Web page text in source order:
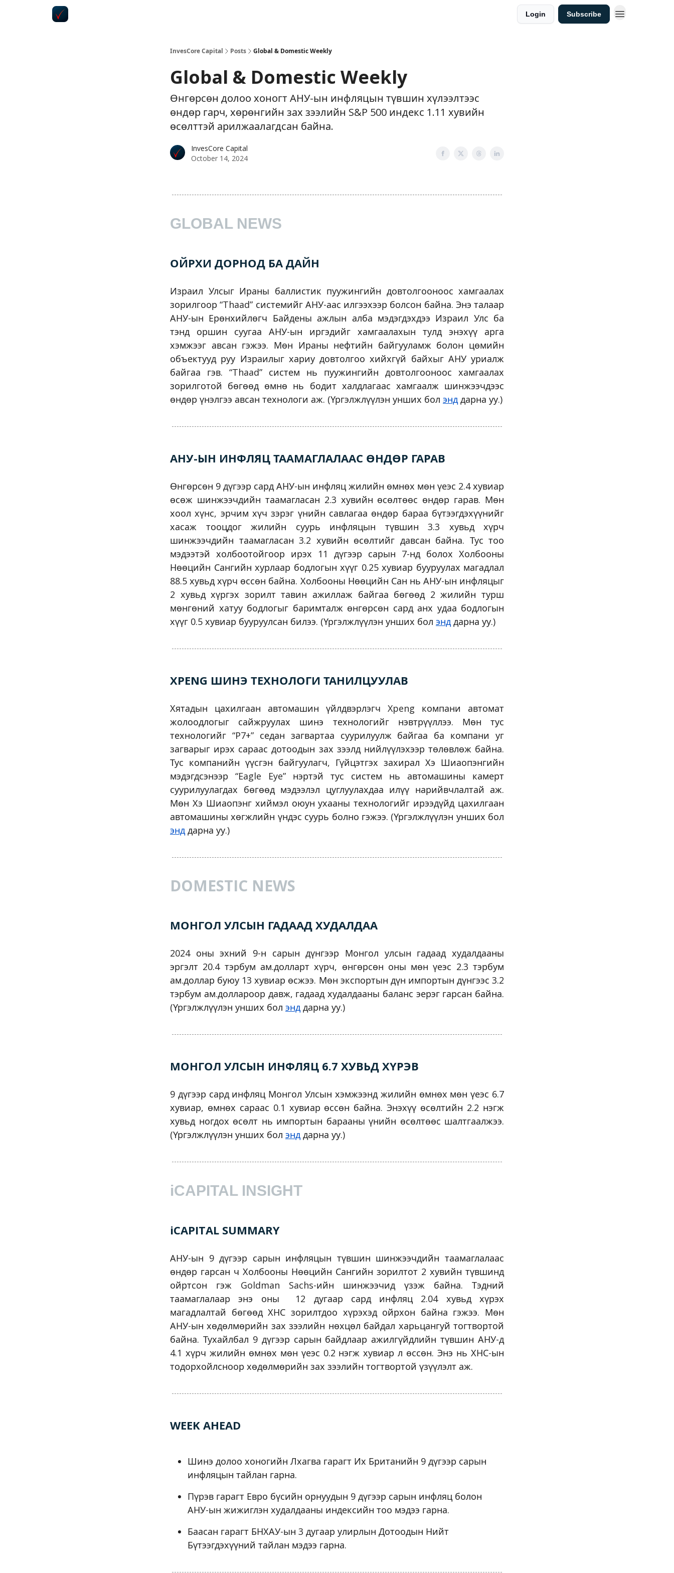
Login Subscribe
InvesCore Capital Posts Global & Domestic Weekly
Global & Domestic Weekly
Өнгөрсөн долоо хоногт АНУ-ын инфляцын түвшин хүлээлтээс
өндөр гарч, хөрөнгийн зах зээлийн S&P 500 индекс 1.11 хувийн
өсөлттэй арилжаалагдсан байна.
InvesCore Capital
October 14, 2024
GLOBAL NEWS
ОЙРХИ ДОРНОД БА ДАЙН
Израил Улсыг Ираны баллистик пуужингийн довтолгооноос хамгаалах
зорилгоор “Thaad” системийг АНУ-аас илгээхээр болсон байна. Энэ талаар
АНУ-ын Ерөнхийлөгч Байдены ажлын алба мэдэгдэхдээ Израил Улс ба
тэнд оршин суугаа АНУ-ын иргэдийг хамгаалахын тулд энэхүү арга
хэмжээг авсан гэжээ. Мөн Ираны нефтийн байгууламж болон цөмийн
объектууд руу Израилыг хариу довтолгоо хийхгүй байхыг АНУ уриалж
байгаа гэв. “Thaad” систем нь пуужингийн довтолгооноос хамгаалах
зорилготой бөгөөд өмнө нь бодит халдлагаас хамгаалж шинжээчдээс
өндөр үнэлгээ авсан технологи аж. (Үргэлжлүүлэн унших бол энддарна уу.)
АНУ-ЫН ИНФЛЯЦ ТААМАГЛАЛААС ӨНДӨР ГАРАВ
Өнгөрсөн 9 дүгээр сард АНУ-ын инфляц жилийн өмнөх мөн үеэс 2.4 хувиар
өсөж шинжээчдийн таамагласан 2.3 хувийн өсөлтөөс өндөр гарав. Мөн
хоол хүнс, эрчим хүч зэрэг үнийн савлагаа өндөр бараа бүтээгдэхүүнийг
хасаж тооцдог жилийн суурь инфляцын түвшин 3.3 хувьд хүрч
шинжээчдийн таамагласан 3.2 хувийн өсөлтийг давсан байна. Тус тоо
мэдээтэй холбоотойгоор ирэх 11 дүгээр сарын 7-нд болох Холбооны
Нөөцийн Сангийн хурлаар бодлогын хүүг 0.25 хувиар бууруулах магадлал
88.5 хувьд хүрч өссөн байна. Холбооны Нөөцийн Сан нь АНУ-ын инфляцыг
2 хувьд хүргэх зорилт тавин ажиллаж байгаа бөгөөд 2 жилийн турш
мөнгөний хатуу бодлогыг баримталж өнгөрсөн сард анх удаа бодлогын
хүүг 0.5 хувиар бууруулсан билээ. (Үргэлжлүүлэн унших бол энддарна уу.)
XPENG ШИНЭ ТЕХНОЛОГИ ТАНИЛЦУУЛАВ
Хятадын цахилгаан автомашин үйлдвэрлэгч Xpeng компани автомат
жолоодлогыг сайжруулах шинэ технологийг нэвтрүүллээ. Мөн тус
технологийг “P7+” седан загвартаа суурилуулж байгаа ба компани уг
загварыг ирэх сараас дотоодын зах зээлд нийлүүлэхээр төлөвлөж байна.
Тус компанийн үүсгэн байгуулагч, Гүйцэтгэх захирал Хэ Шиаопэнгийн
мэдэгдсэнээр “Eagle Eye” нэртэй тус систем нь автомашины камерт
суурилуулагдах бөгөөд мэдээлэл цуглуулахдаа илүү нарийвчлалтай аж.
Мөн Хэ Шиаопэнг хиймэл оюун ухааны технологийг ирээдүйд цахилгаан
автомашины хөгжлийн үндэс суурь болно гэжээ. (Үргэлжлүүлэн унших бол
энддарна уу.)
DOMESTIC NEWS
МОНГОЛ УЛСЫН ГАДААД ХУДАЛДАА
2024 оны эхний 9-н сарын дүнгээр Монгол улсын гадаад худалдааны
эргэлт 20.4 тэрбум ам.долларт хүрч, өнгөрсөн оны мөн үеэс 2.3 тэрбум
ам.доллар буюу 13 хувиар өсжээ. Мөн экспортын дүн импортын дүнгээс 3.2
тэрбум ам.доллароор давж, гадаад худалдааны баланс эерэг гарсан байна.
(Үргэлжлүүлэн унших бол энддарна уу.)
МОНГОЛ УЛСЫН ИНФЛЯЦ 6.7 ХУВЬД ХҮРЭВ
9 дүгээр сард инфляц Монгол Улсын хэмжээнд жилийн өмнөх мөн үеэс 6.7
хувиар, өмнөх сараас 0.1 хувиар өссөн байна. Энэхүү өсөлтийн 2.2 нэгж
хувьд ногдох өсөлт нь импортын барааны үнийн өсөлтөөс шалтгаалжээ.
(Үргэлжлүүлэн унших бол энддарна уу.)
iCAPITAL INSIGHT
iCAPITAL SUMMARY
АНУ-ын 9 дүгээр сарын инфляцын түвшин шинжээчдийн таамаглалаас
өндөр гарсан ч Холбооны Нөөцийн Сангийн зорилтот 2 хувийн түвшинд
ойртсон гэж Goldman Sachs-ийн шинжээчид үзэж байна. Тэдний
таамаглалаар энэ оны 12 дугаар сард инфляц 2.04 хувьд хүрэх
магадлалтай бөгөөд ХНС зорилтдоо хүрэхэд ойрхон байна гэжээ. Мөн
АНУ-ын хөдөлмөрийн зах зээлийн нөхцөл байдал харьцангуй тогтвортой
байна. Тухайлбал 9 дүгээр сарын байдлаар ажилгүйдлийн түвшин АНУ-д
4.1 хүрч жилийн өмнөх мөн үеэс 0.2 нэгж хувиар л өссөн. Энэ нь ХНС-ын
тодорхойлсноор хөдөлмөрийн зах зээлийн тогтвортой үзүүлэлт аж.
WEEK AHEAD
Шинэ долоо хоногийн Лхагва гарагт Их Британийн 9 дүгээр сарын
инфляцын тайлан гарна.
Пүрэв гарагт Евро бүсийн орнуудын 9 дүгээр сарын инфляц болон
АНУ-ын жижиглэн худалдааны индексийн тоо мэдээ гарна.
Баасан гарагт БНХАУ-ын 3 дугаар улирлын Дотоодын Нийт
Бүтээгдэхүүний тайлан мэдээ гарна.